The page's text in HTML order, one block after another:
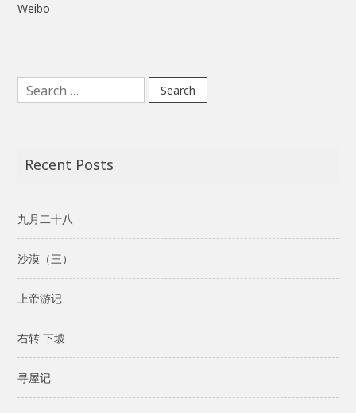
Weibo
Search
for:
Recent Posts
九月二十八
沙漠（三）
上帝游记
右转 下坡
寻屋记